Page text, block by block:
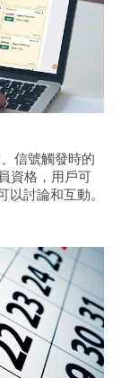
信號觸發時的
資格，用戶可
討論和互動。